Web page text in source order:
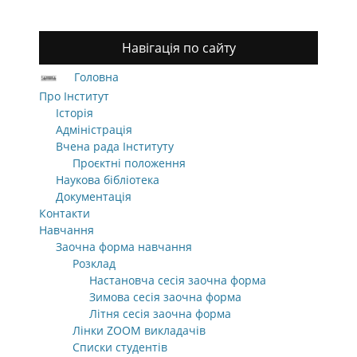
Навігація по сайту
Головна
Про Інститут
Історія
Адміністрація
Вчена рада Інституту
Проєктні положення
Наукова бібліотека
Документація
Контакти
Навчання
Заочна форма навчання
Розклад
Настановча сесія заочна форма
Зимова сесія заочна форма
Літня сесія заочна форма
Лінки ZOOM викладачів
Списки студентів